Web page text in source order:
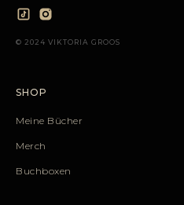
© 2024 VIKTORIA GROOS
SHOP
Meine Bücher
Merch
Buchboxen